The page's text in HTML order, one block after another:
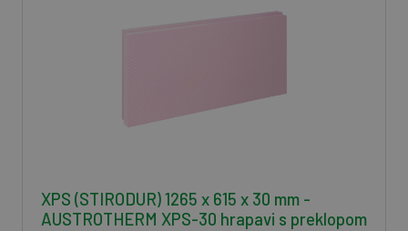
XPS (STIRODUR) 1265 x 615 x 30 mm -
AUSTROTHERM XPS-30 hrapavi s preklopom